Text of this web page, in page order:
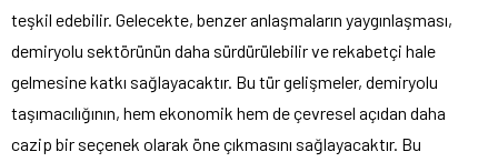
teşkil edebilir. Gelecekte, benzer anlaşmaların yaygınlaşması,
demiryolu sektörünün daha sürdürülebilir ve rekabetçi hale
gelmesine katkı sağlayacaktır. Bu tür gelişmeler, demiryolu
taşımacılığının, hem ekonomik hem de çevresel açıdan daha
cazip bir seçenek olarak öne çıkmasını sağlayacaktır. Bu